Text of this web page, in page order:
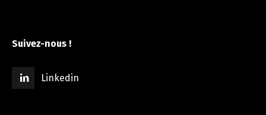
Suivez-nous !
Linkedin